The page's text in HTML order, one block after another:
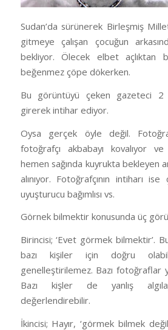
Sudan’da sürünerek Birleşmiş
gitmeye çalışan çocuğun
bekliyor. Ölecek elbet açlıktan
beğenmez çöpe dökerken.
Bu görüntüyü çeken gazeteci 2
girerek intihar ediyor.
Oysa gerçek öyle değil.
fotoğrafçı akbabayı kovalıyor
hemen sağında kuyrukta bekleyen
alınıyor. Fotoğrafçının intiharı
uyuşturucu bağımlısı vs.
Görnek bilmektir konusunda üç
Birincisi; ‘Evet görmek bilmektir’.
bazı kişiler için doğru
genelleştirilemez. Bazı fotoğraflar
Bazı kişler de yanlış
değerlendirebilir.
İkincisi; Hayır, ‘görmek bilmek